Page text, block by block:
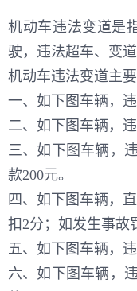
机动车违法变道是
驶，违法超车、变道
机动车违法变道主要
一、如下图车辆，违
二、如下图车辆，
三、如下图车辆，
款200元。
四、如下图车辆，
扣2分；如发生事故
五、如下图车辆，
六、如下图车辆，